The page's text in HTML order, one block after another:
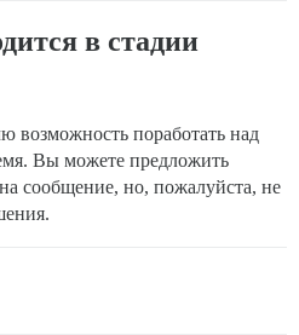
в стадии
возможность поработать над
Вы можете предложить
сообщение, но, пожалуйста, не